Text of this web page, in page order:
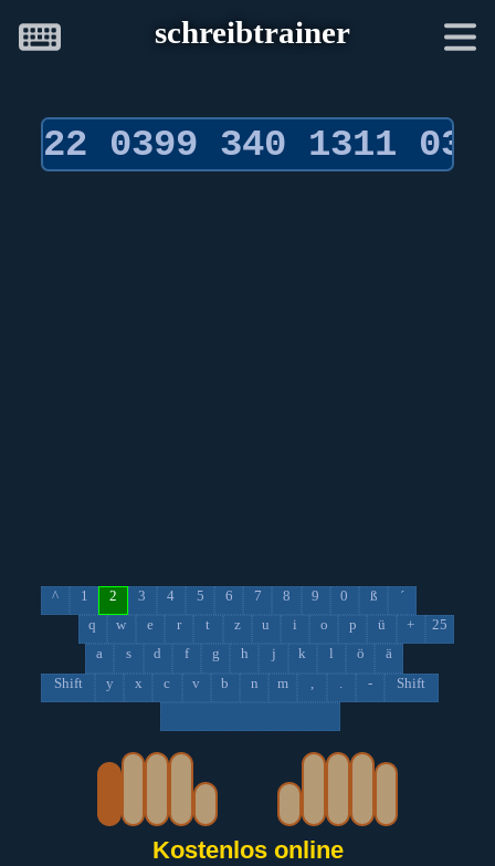
schreibtrainer
^ 1 2 3 4 5 6 7 8 9 0 ß
´
q
w e r t z u i o p ü +
25
a
s d f g h j k l ö
ä
Shift
y x c v b n m - Shift
Kostenlos online